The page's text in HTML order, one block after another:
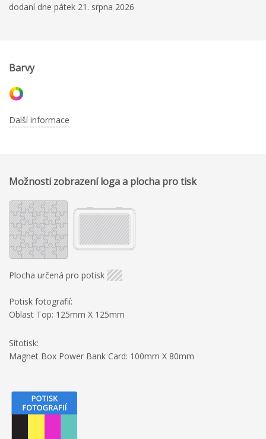
dodaní dne pátek 21. srpna 2026
Barvy
Další informace
Možnosti zobrazení loga a plocha pro tisk
Plocha určená pro potisk
Potisk fotografií:
Oblast Top: 125mm X 125mm
Sítotisk:
Magnet Box Power Bank Card: 100mm X 80mm